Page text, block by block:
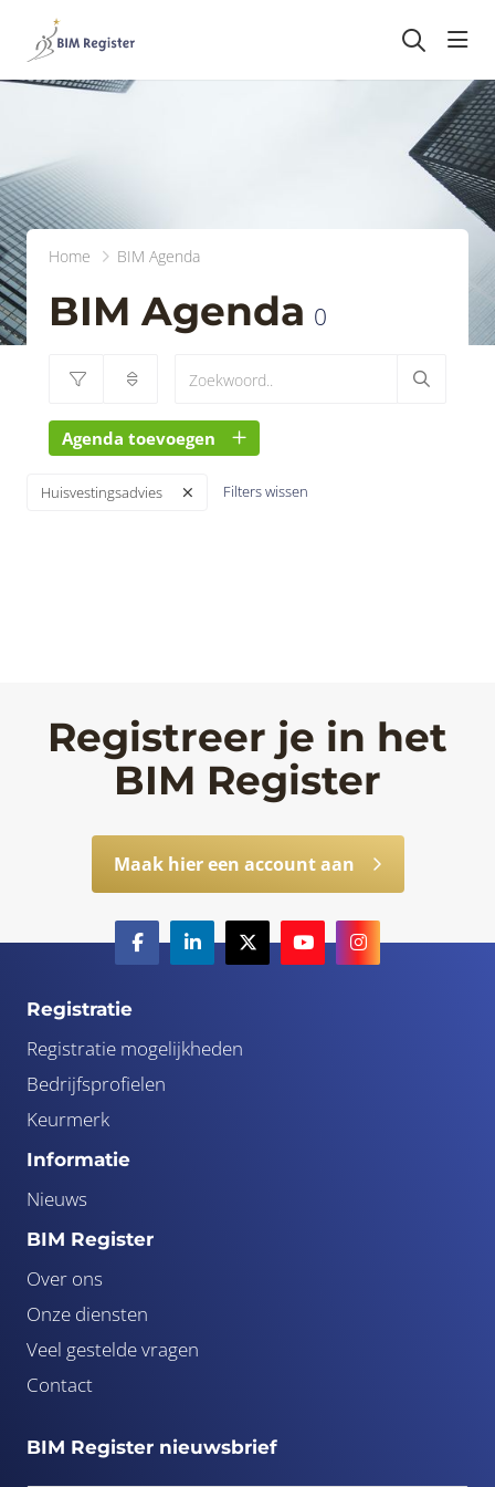
Home BIM Agenda
BIM Agenda 0
Agenda toevoegen
Huisvestingsadvies Filters wissen
Registreer je in het
BIM Register
Maak hier een account aan
Registratie
Registratie mogelijkheden
Bedrijfsprofielen
Keurmerk
Informatie
Nieuws
BIM Register
Over ons
Onze diensten
Veel gestelde vragen
Contact
BIM Register nieuwsbrief